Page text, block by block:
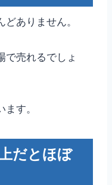
ありません。
で売れるでしょ
す。
だとほぼ